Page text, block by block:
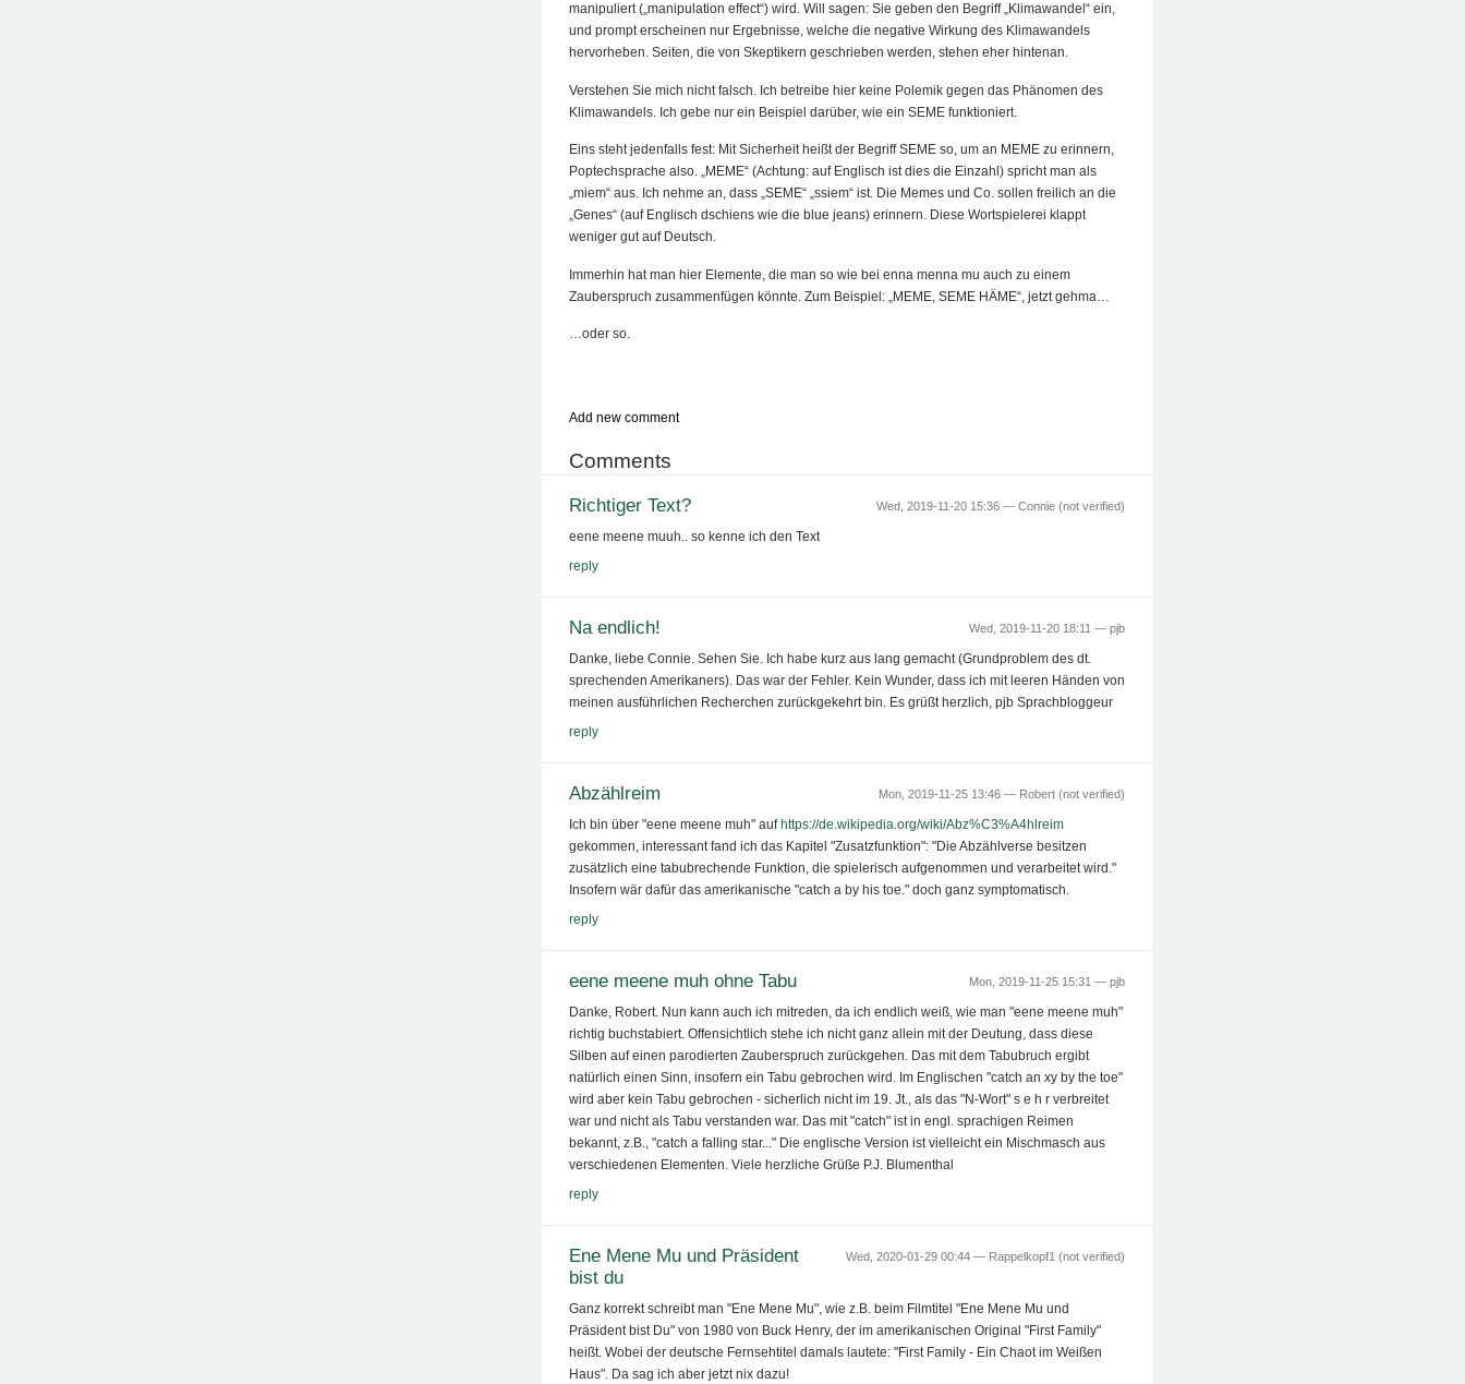
manipuliert („manipulation effect“) wird. Will sagen: Sie geben den Begriff „Klimawandel“ ein,
und prompt erscheinen nur Ergebnisse, welche die negative Wirkung des Klimawandels
hervorheben. Seiten, die von Skeptikern geschrieben werden, stehen eher hintenan.
Verstehen Sie mich nicht falsch. Ich betreibe hier keine Polemik gegen das Phänomen des
Klimawandels. Ich gebe nur ein Beispiel darüber, wie ein SEME funktioniert.
Eins steht jedenfalls fest: Mit Sicherheit heißt der Begriff SEME so, um an MEME zu erinnern,
Poptechsprache also. „MEME“ (Achtung: auf Englisch ist dies die Einzahl) spricht man als
„miem“ aus. Ich nehme an, dass „SEME“ „ssiem“ ist. Die Memes und Co. sollen freilich an die
„Genes“ (auf Englisch dschiens wie die blue jeans) erinnern. Diese Wortspielerei klappt
weniger gut auf Deutsch.
Immerhin hat man hier Elemente, die man so wie bei enna menna mu auch zu einem
Zauberspruch zusammenfügen könnte. Zum Beispiel: „MEME, SEME HÄME“, jetzt gehma…
…oder so.
Add new comment
Comments
Wed, 2019-11-20 15:36 — Connie (not verified)
Richtiger Text?
eene meene muuh.. so kenne ich den Text
reply
Wed, 2019-11-20 18:11 — pjb
Na endlich!
Danke, liebe Connie. Sehen Sie. Ich habe kurz aus lang gemacht (Grundproblem des dt.
sprechenden Amerikaners). Das war der Fehler. Kein Wunder, dass ich mit leeren Händen von
meinen ausführlichen Recherchen zurückgekehrt bin. Es grüßt herzlich, pjb Sprachbloggeur
reply
Mon, 2019-11-25 13:46 — Robert (not verified)
Abzählreim
Ich bin über "eene meene muh" aufhttps://de.wikipedia.org/wiki/Abz%C3%A4hlreim
gekommen, interessant fand ich das Kapitel "Zusatzfunktion": "Die Abzählverse besitzen
zusätzlich eine tabubrechende Funktion, die spielerisch aufgenommen und verarbeitet wird."
Insofern wär dafür das amerikanische "catch a by his toe." doch ganz symptomatisch.
reply
Mon, 2019-11-25 15:31 — pjb
eene meene muh ohne Tabu
Danke, Robert. Nun kann auch ich mitreden, da ich endlich weiß, wie man "eene meene muh"
richtig buchstabiert. Offensichtlich stehe ich nicht ganz allein mit der Deutung, dass diese
Silben auf einen parodierten Zauberspruch zurückgehen. Das mit dem Tabubruch ergibt
natürlich einen Sinn, insofern ein Tabu gebrochen wird. Im Englischen "catch an xy by the toe"
wird aber kein Tabu gebrochen - sicherlich nicht im 19. Jt., als das "N-Wort" s e h r verbreitet
war und nicht als Tabu verstanden war. Das mit "catch" ist in engl. sprachigen Reimen
bekannt, z.B., "catch a falling star..." Die englische Version ist vielleicht ein Mischmasch aus
verschiedenen Elementen. Viele herzliche Grüße P.J. Blumenthal
reply
Wed, 2020-01-29 00:44 — Rappelkopf1 (not verified)
Ene Mene Mu und Präsident
bist du
Ganz korrekt schreibt man "Ene Mene Mu", wie z.B. beim Filmtitel "Ene Mene Mu und
Präsident bist Du" von 1980 von Buck Henry, der im amerikanischen Original "First Family"
heißt. Wobei der deutsche Fernsehtitel damals lautete: "First Family - Ein Chaot im Weißen
Haus". Da sag ich aber jetzt nix dazu!